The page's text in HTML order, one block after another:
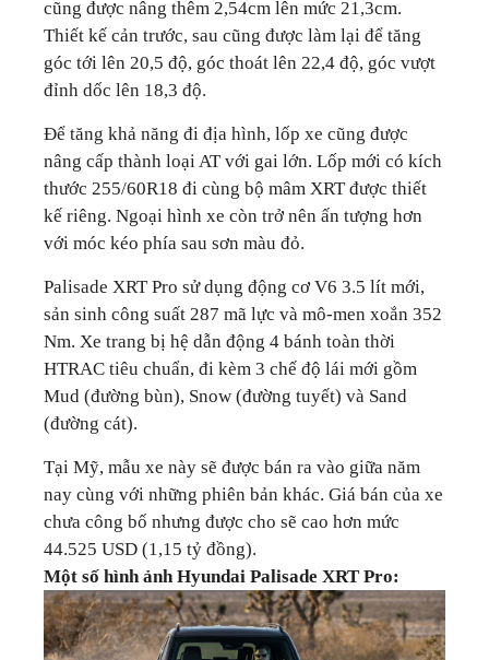
cũng được nâng thêm 2,54cm lên mức 21,3cm.
Thiết kế cản trước, sau cũng được làm lại để tăng
góc tới lên 20,5 độ, góc thoát lên 22,4 độ, góc vượt
đỉnh dốc lên 18,3 độ.
Để tăng khả năng đi địa hình, lốp xe cũng được
nâng cấp thành loại AT với gai lớn. Lốp mới có kích
thước 255/60R18 đi cùng bộ mâm XRT được thiết
kế riêng. Ngoại hình xe còn trở nên ấn tượng hơn
với móc kéo phía sau sơn màu đỏ.
Palisade XRT Pro sử dụng động cơ V6 3.5 lít mới,
sản sinh công suất 287 mã lực và mô-men xoắn 352
Nm. Xe trang bị hệ dẫn động 4 bánh toàn thời
HTRAC tiêu chuẩn, đi kèm 3 chế độ lái mới gồm
Mud (đường bùn), Snow (đường tuyết) và Sand
(đường cát).
Tại Mỹ, mẫu xe này sẽ được bán ra vào giữa năm
nay cùng với những phiên bản khác. Giá bán của xe
chưa công bố nhưng được cho sẽ cao hơn mức
44.525 USD (1,15 tỷ đồng).
Một số hình ảnh Hyundai Palisade XRT Pro: